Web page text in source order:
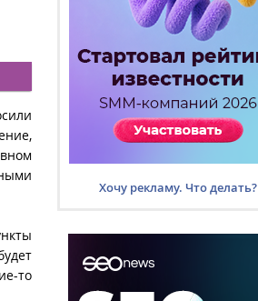
то
Хочу рекламу. Что делать?